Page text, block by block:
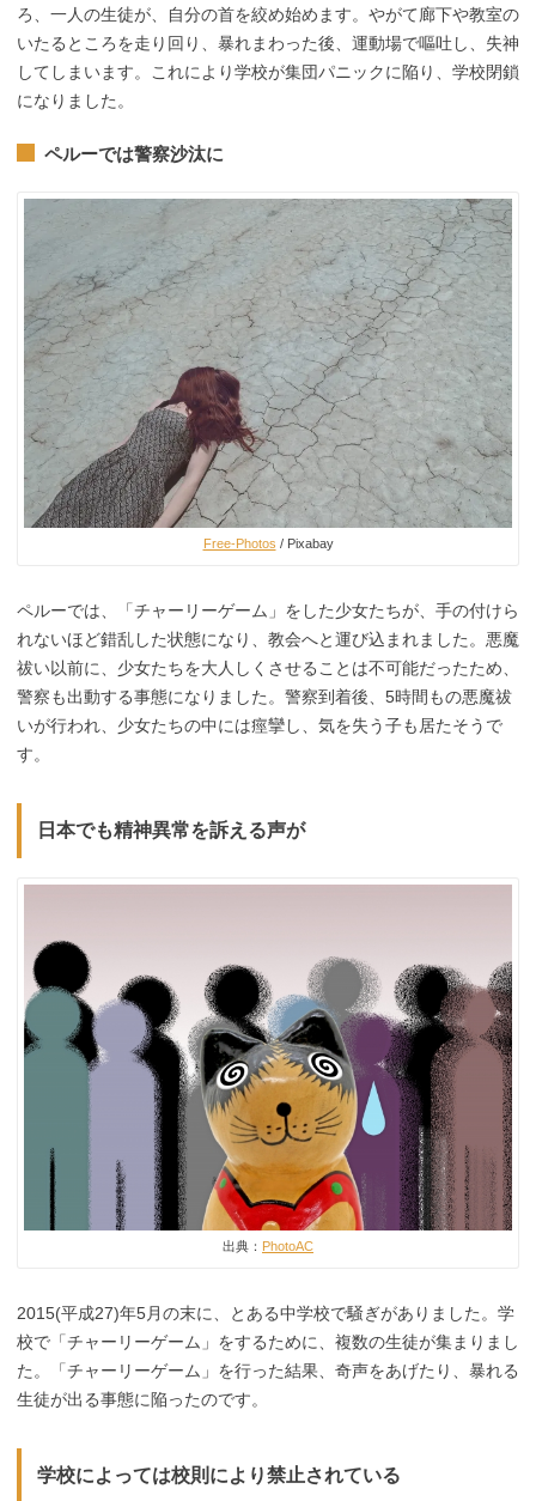
ろ、一人の生徒が、自分の首を絞め始めます。やがて廊下や教室の
いたるところを走り回り、暴れまわった後、運動場で嘔吐し、失神
してしまいます。これにより学校が集団パニックに陥り、学校閉鎖
になりました。
ペルーでは警察沙汰に
Free-Photos / Pixabay
ペルーでは、「チャーリーゲーム」をした少女たちが、手の付けら
れないほど錯乱した状態になり、教会へと運び込まれました。悪魔
祓い以前に、少女たちを大人しくさせることは不可能だったため、
警察も出動する事態になりました。警察到着後、5時間もの悪魔祓
いが行われ、少女たちの中には痙攣し、気を失う子も居たそうで
す。
日本でも精神異常を訴える声が
出典： PhotoAC
2015(平成27)年5月の末に、とある中学校で騒ぎがありました。学
校で「チャーリーゲーム」をするために、複数の生徒が集まりまし
た。「チャーリーゲーム」を行った結果、奇声をあげたり、暴れる
生徒が出る事態に陥ったのです。
学校によっては校則により禁止されている